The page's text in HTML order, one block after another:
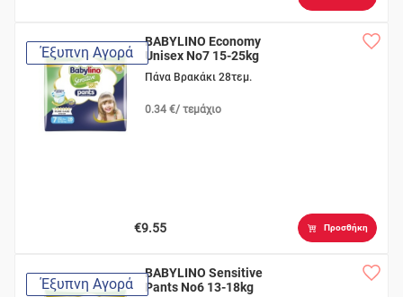
Έξυπνη Αγορά
BABYLINO Economy
Unisex No7 15-25kg
Πάνα Βρακάκι 28τεμ.
0.34 €/ τεμάχιο
€9.55 Προσθήκη
Έξυπνη Αγορά
BABYLINO Sensitive
Pants No6 13-18kg